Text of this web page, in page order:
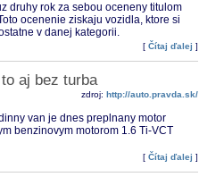
druhy rok za sebou oceneny titulom
ocenenie ziskaju vozidla, ktore si
v danej kategorii.
[ Čítaj ďalej ]
aj bez turba
zdroj: http://auto.pravda.sk/
van je dnes preplnany motor
benzinovym motorom 1.6 Ti-VCT
[ Čítaj ďalej ]